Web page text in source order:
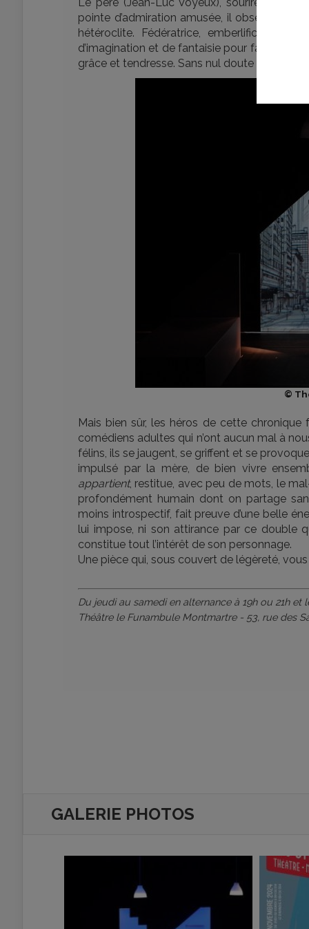
pointe d’admiration amusée, il observe la
hétéroclite. Fédératrice, emberlificotée
d’imagination et de fantaisie pour faire
grâce et tendresse. Sans nul doute une
©
Mais bien sûr, les héros de cette
comédiens adultes qui n’ont aucun mal à
félins, ils se jaugent, se griffent et se
impulsé par la mère, de bien vivre
appartient, restitue, avec peu de mots, le
profondément humain dont on partage
moins introspectif, fait preuve d’une belle
lui impose, ni son attirance par ce double
constitue tout l’intérêt de son personnage.
Une pièce qui, sous couvert de légèreté,
Du jeudi au samedi en alternance à 19h ou 21h et
Théâtre le Funambule Montmartre - 53, rue des
GALERIE PHOTOS